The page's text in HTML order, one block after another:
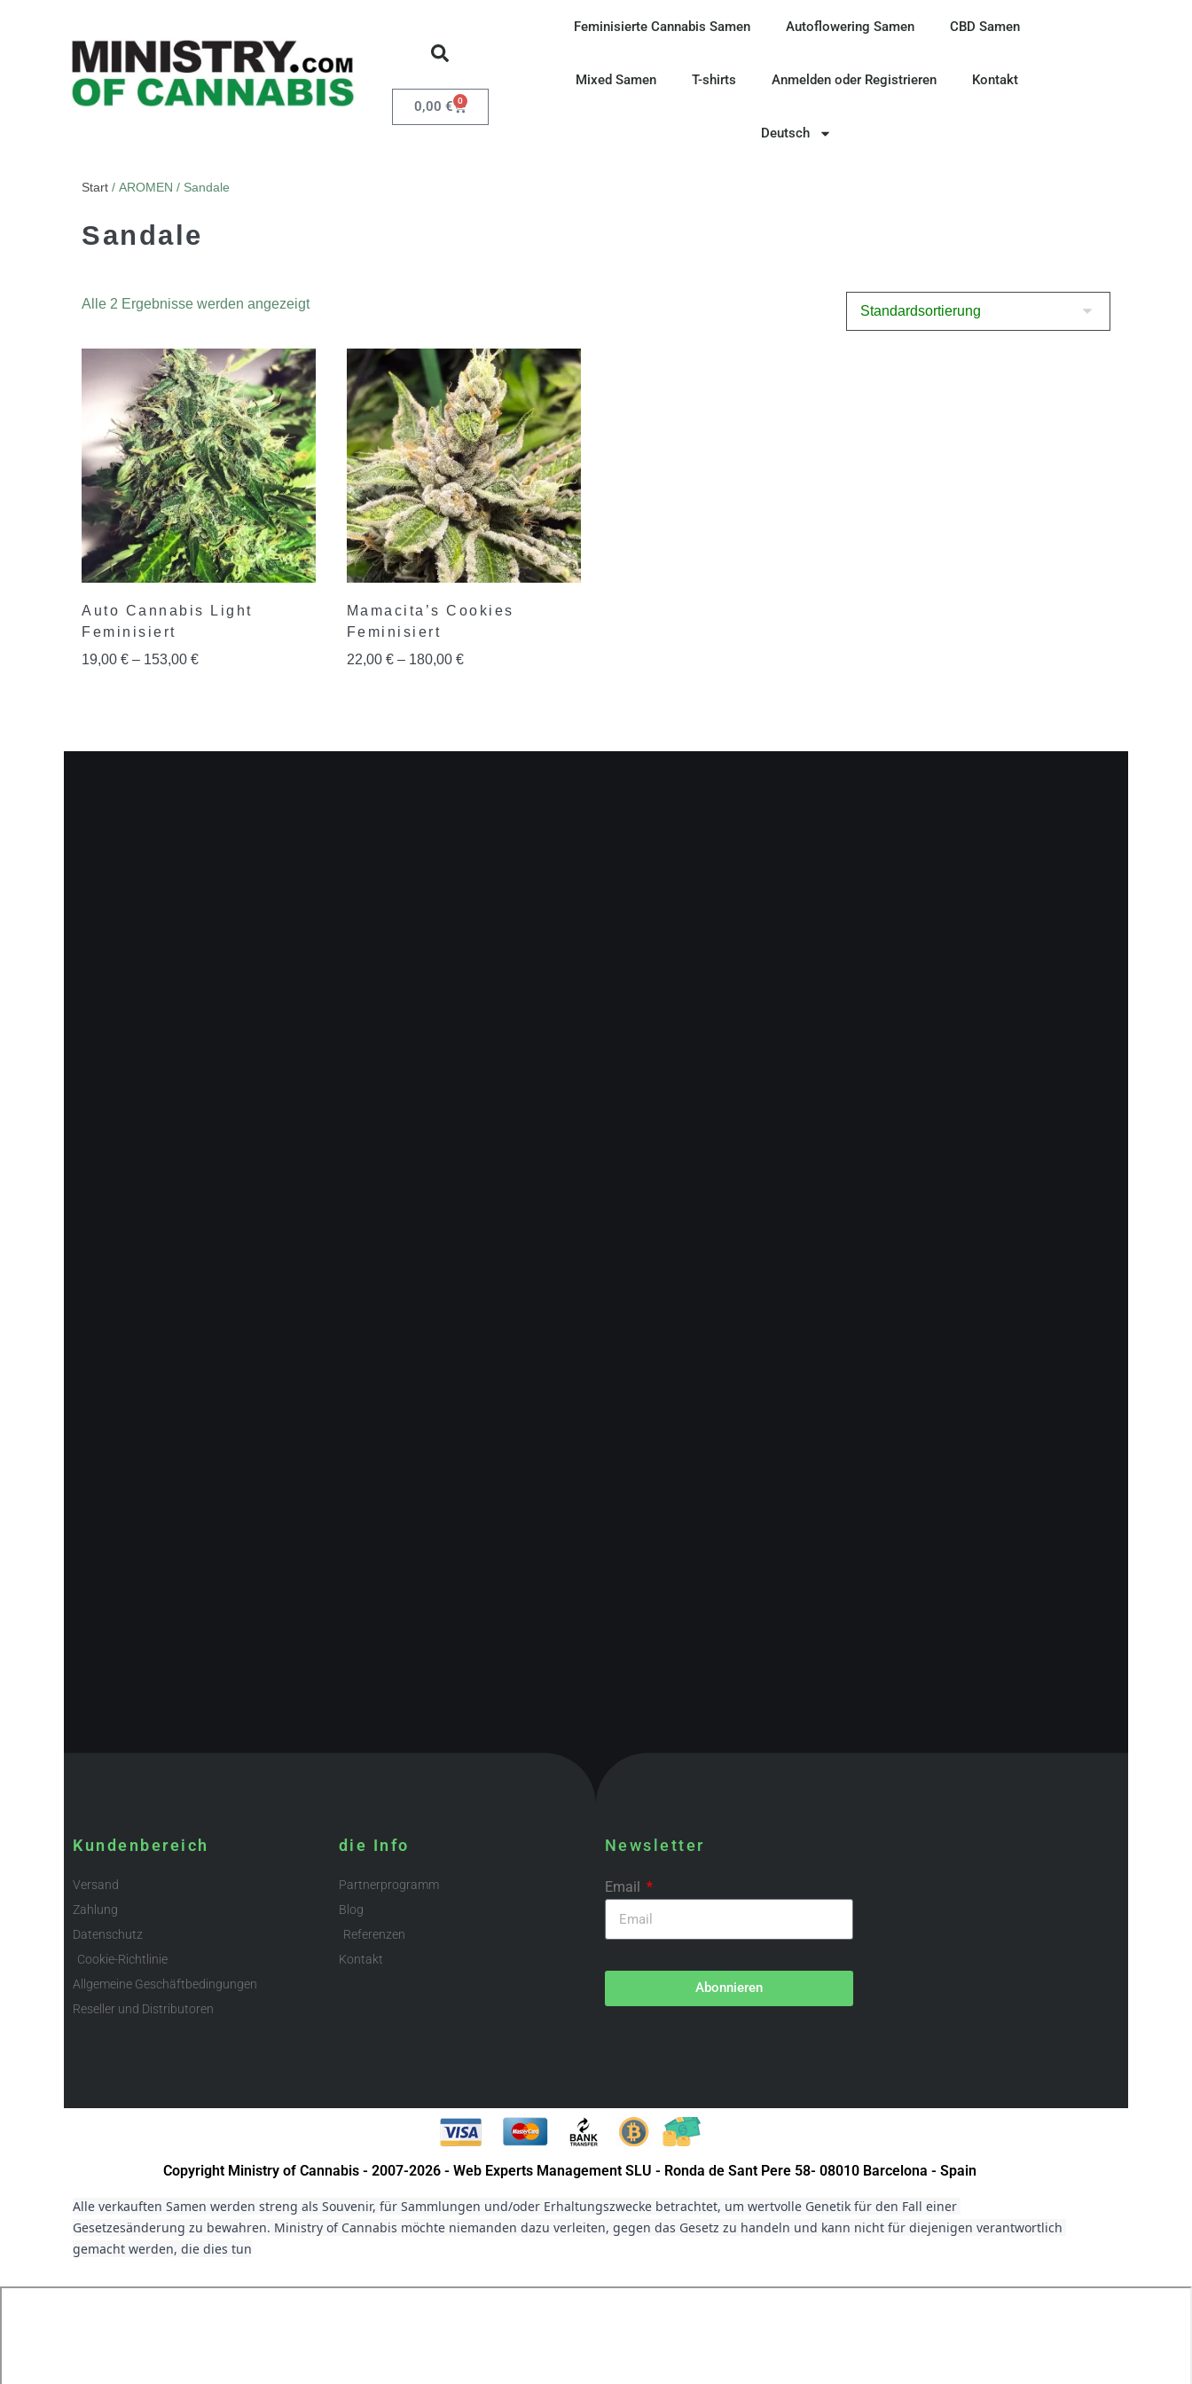
0,00 € 0
Feminisierte Cannabis Samen Autoflowering Samen CBD Samen
Mixed Samen T-shirts Anmelden oder Registrieren Kontakt
Deutsch
Start / AROMEN / Sandale
Sandale
Alle 2 Ergebnisse werden angezeigt
Auto Cannabis Light
Feminisiert
19,00 € – 153,00 €
Mamacita’s Cookies
Feminisiert
22,00 € – 180,00 €
Kundenbereich
Versand
Zahlung
Datenschutz
Cookie-Richtlinie
Allgemeine Geschäftbedingungen
Reseller und Distributoren
die Info
Partnerprogramm
Blog
Referenzen
Kontakt
Newsletter
Email
Abonnieren
Copyright Ministry of Cannabis - 2007-2026 - Web Experts Management SLU - Ronda de Sant Pere 58- 08010 Barcelona - Spain
Alle verkauften Samen werden streng als Souvenir, für Sammlungen und/oder Erhaltungszwecke betrachtet, um wertvolle Genetik für den Fall einer
Gesetzesänderung zu bewahren. Ministry of Cannabis möchte niemanden dazu verleiten, gegen das Gesetz zu handeln und kann nicht für diejenigen verantwortlich
gemacht werden, die dies tun